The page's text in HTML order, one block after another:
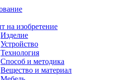
на изобретение
Изделие
Устройство
Технология
Способ и методика
Вещество и материал